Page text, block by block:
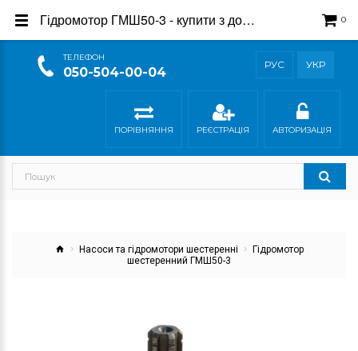
ТEЛЕФОН
050-504-00-04
РУС УКР
0
ПОРІВНЯННЯ РЕЄСТРАЦІЯ АВТОРИЗАЦІЯ
Насоси та гідромотори шестеренні
Гідромотор
шестеренний ГМШ50-3
Гідромотор ГМШ50-3 - купити з доставкою в магазині Гідросила